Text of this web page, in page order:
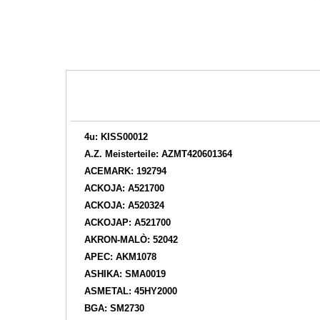
4u: KISS00012
A.Z. Meisterteile: AZMT420601364
ACEMARK: 192794
ACKOJA: A521700
ACKOJA: A520324
ACKOJAP: A521700
AKRON-MALÒ: 52042
APEC: AKM1078
ASHIKA: SMA0019
ASMETAL: 45HY2000
BGA: SM2730